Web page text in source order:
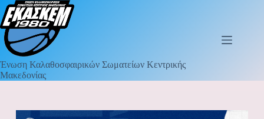
Ένωση Καλαθοσφαιρικών Σωματείων Κεντρικής
Μακεδονίας